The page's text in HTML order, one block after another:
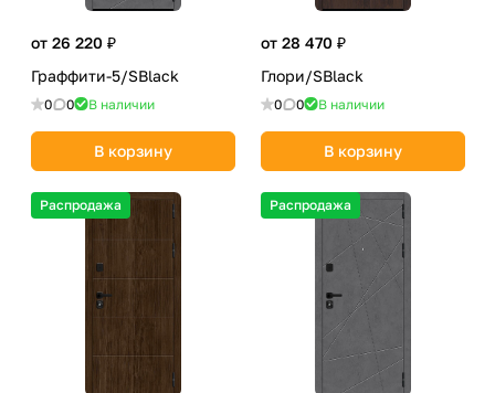
от 26 220 ₽
Граффити-5/SBlack
0 0 В наличии
В корзину
от 28 470 ₽
Глори/SBlack
0 0 В наличии
В корзину
Распродажа Распродажа